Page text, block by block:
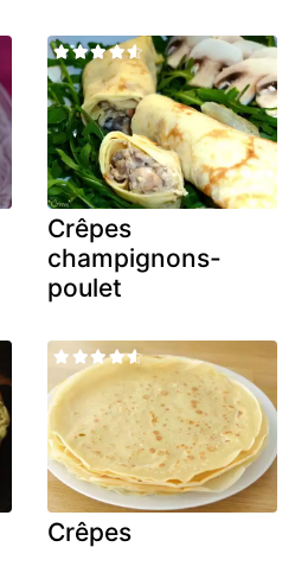
Crêpes
champignons-
poulet
Crêpes